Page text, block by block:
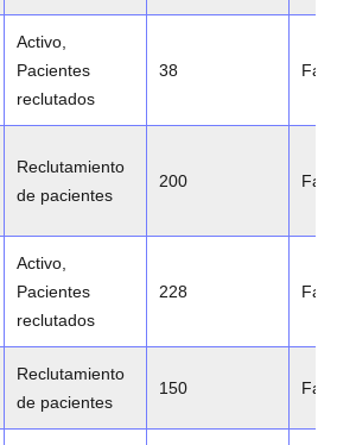
Activo,
Pacientes
reclutados
38
Reclutamiento
de pacientes
200
Activo,
Pacientes
reclutados
228
Reclutamiento
de pacientes
150